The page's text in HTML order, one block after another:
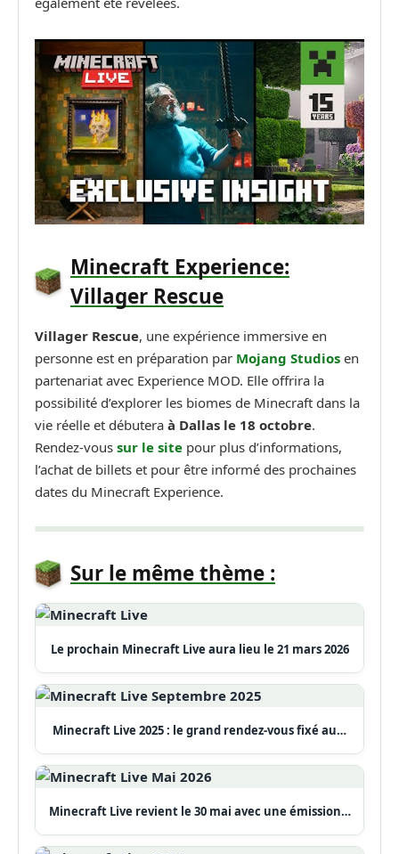
Minecraft Experience:
Villager Rescue
Villager Rescue, une expérience immersive en
personne est en préparation par Mojang Studios en
partenariat avec Experience MOD. Elle offrira la
possibilité d’explorer les biomes de Minecraft dans la
vie réelle et débutera à Dallas le 18 octobre.
Rendez-vous sur le site pour plus d’informations,
l’achat de billets et pour être informé des prochaines
dates du Minecraft Experience.
Sur le même thème :
Le prochain Minecraft Live aura lieu le 21 mars 2026
Minecraft Live 2025 : le grand rendez-vous fixé au…
Minecraft Live revient le 30 mai avec une émission…